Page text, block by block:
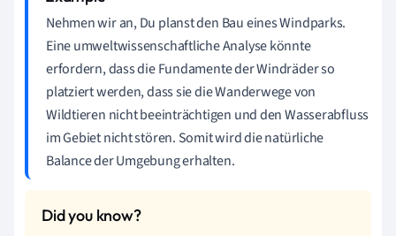
Nehmen wir an, Du planst den Bau eines Windparks.
Eine umweltwissenschaftliche Analyse könnte
erfordern, dass die Fundamente der Windräder so
platziert werden, dass sie die Wanderwege von
Wildtieren nicht beeinträchtigen und den Wasserabfluss
im Gebiet nicht stören. Somit wird die natürliche
Balance der Umgebung erhalten.